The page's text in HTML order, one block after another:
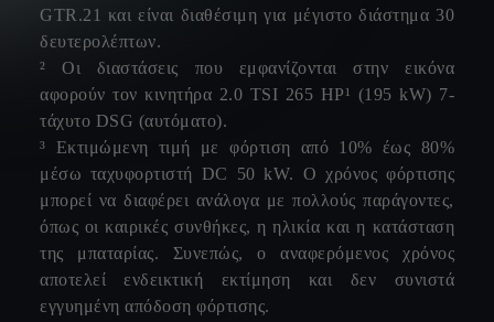
GTR.21 και είναι διαθέσιμη για μέγιστο διάστημα 30
δευτερολέπτων.
² Οι διαστάσεις που εμφανίζονται στην εικόνα
αφορούν τον κινητήρα 2.0 TSI 265 HP¹ (195 kW) 7-
τάχυτο DSG (αυτόματο).
³ Εκτιμώμενη τιμή με φόρτιση από 10% έως 80%
μέσω ταχυφορτιστή DC 50 kW. Ο χρόνος φόρτισης
μπορεί να διαφέρει ανάλογα με πολλούς παράγοντες,
όπως οι καιρικές συνθήκες, η ηλικία και η κατάσταση
της μπαταρίας. Συνεπώς, ο αναφερόμενος χρόνος
αποτελεί ενδεικτική εκτίμηση και δεν συνιστά
εγγυημένη απόδοση φόρτισης.